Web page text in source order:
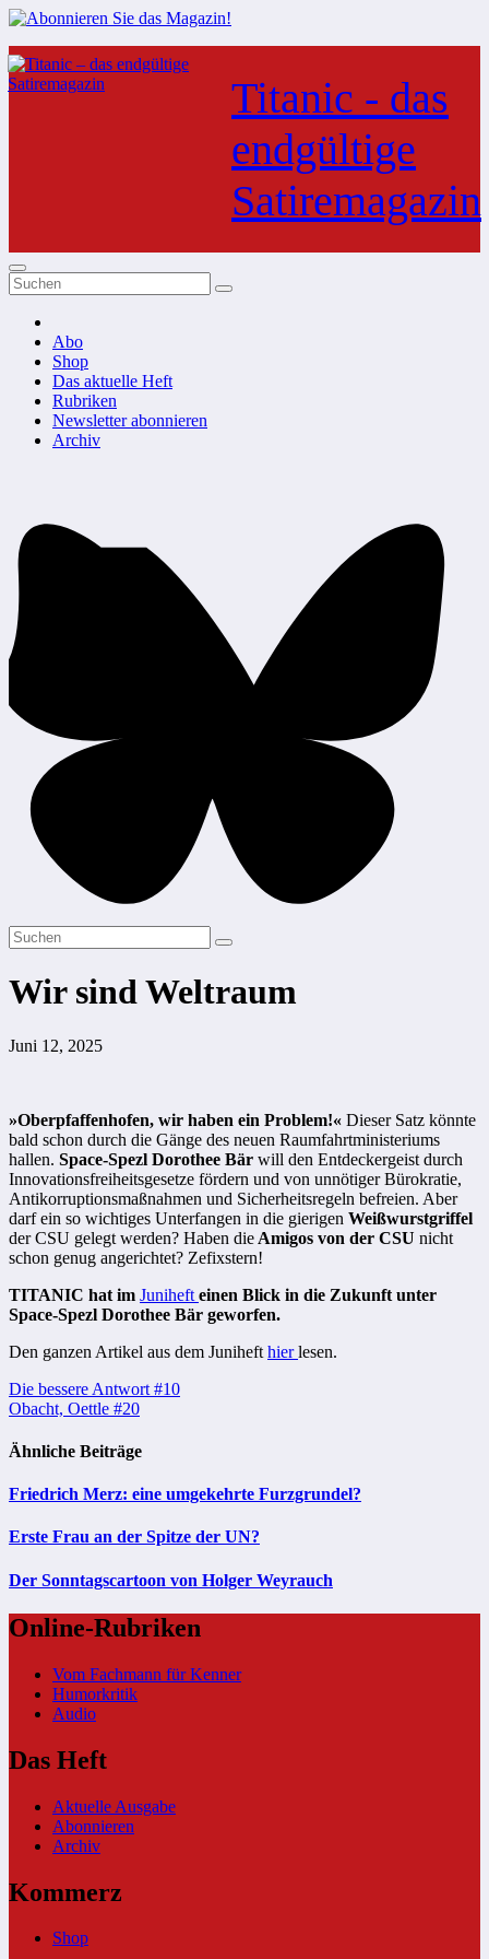
Zum
Inhalt
springen
Titanic - das
endgültige
Satiremagazin
Abo
Shop
Das aktuelle Heft
Rubriken
Newsletter abonnieren
Archiv
Wir sind Weltraum
Juni 12, 2025
»Oberpfaffenhofen, wir haben ein Problem!« Dieser Satz könnte
bald schon durch die Gänge des neuen Raumfahrtministeriums
hallen. Space-Spezl Dorothee Bär will den Entdeckergeist durch
Innovationsfreiheitsgesetze fördern und von unnötiger Bürokratie,
Antikorruptionsmaßnahmen und Sicherheitsregeln befreien. Aber
darf ein so wichtiges Unterfangen in die gierigen Weißwurstgriffel
der CSU gelegt werden? Haben die Amigos von der CSU nicht
schon genug angerichtet? Zefixstern!
TITANIC hat im Juniheft einen Blick in die Zukunft unter
Space-Spezl Dorothee Bär geworfen.
Den ganzen Artikel aus dem Juniheft hierlesen.
Beitragsnavigation
Die bessere Antwort #10
Obacht, Oettle #20
Ähnliche Beiträge
Friedrich Merz: eine umgekehrte Furzgrundel?
Erste Frau an der Spitze der UN?
Der Sonntagscartoon von Holger Weyrauch
Online-Rubriken
Vom Fachmann für Kenner
Humorkritik
Audio
Das Heft
Aktuelle Ausgabe
Abonnieren
Archiv
Kommerz
Shop